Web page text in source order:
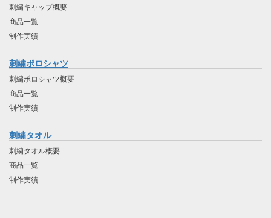
刺繍キャップ概要
商品一覧
制作実績
刺繍ポロシャツ
刺繍ポロシャツ概要
商品一覧
制作実績
刺繍タオル
刺繍タオル概要
商品一覧
制作実績